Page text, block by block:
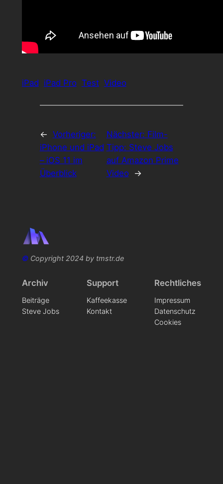
iPad iPad Pro Test Video
← Vorheriger:
iPhone und iPad
– iOS 11 im
Überblick
Nächster: Film-
Tipp: Steve Jobs
auf Amazon Prime
Video
→
©Copyright 2024 by tmstr.de
Archiv
Beiträge
Steve Jobs
Support
Kaffeekasse
Kontakt
Rechtliches
Impressum
Datenschutz
Cookies